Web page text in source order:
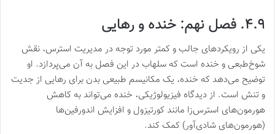
۴.۹. فصل نهم: خنده و رهایی
یکی از رویکردهای جالب و کمتر مورد توجه در مدیریت استرس، نقش
شوخ‌طبعی و خنده است که سلهاب در این فصل به آن می‌پردازد. او
توضیح می‌دهد که خنده، یک مکانیسم طبیعی بدن برای رهایی از جدیت
و تنش است. از دیدگاه فیزیولوژیکی، خنده می‌تواند به کاهش
هورمون‌های استرس‌زا مانند کورتیزول و افزایش اندورفین‌ها
(هورمون‌های شادی‌آور) کمک کند.